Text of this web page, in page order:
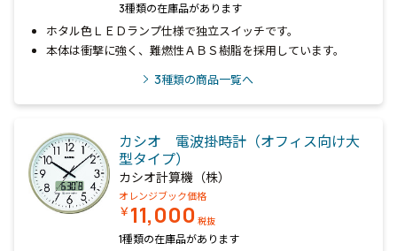
3種類の在庫品があります
ホタル色ＬＥＤランプ仕様で独立スイッチです。
本体は衝撃に強く、難燃性ＡＢＳ樹脂を採用しています。
3種類の商品一覧へ
カシオ 電波掛時計（オフィス向け大
型タイプ）
カシオ計算機（株）
オレンジブック価格
￥11,000 税抜
1種類の在庫品があります